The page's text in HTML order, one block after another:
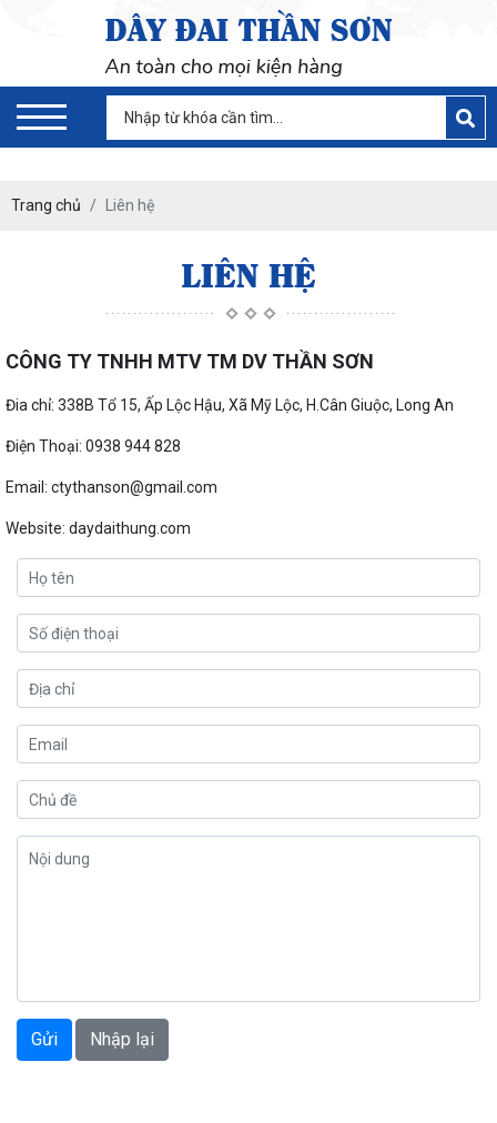
Trang chủ Liên hệ
LIÊN HỆ
CÔNG TY TNHH MTV TM DV THẦN SƠN
Đia chỉ: 338B Tổ 15, Ấp Lộc Hậu, Xã Mỹ Lộc, H.Cân Giuộc, Long An
Điện Thoại: 0938 944 828
Email: ctythanson@gmail.com
Website: daydaithung.com